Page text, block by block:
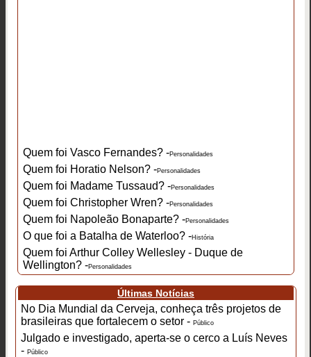
Quem foi Vasco Fernandes? -Personalidades
Quem foi Horatio Nelson? -Personalidades
Quem foi Madame Tussaud? -Personalidades
Quem foi Christopher Wren? -Personalidades
Quem foi Napoleão Bonaparte? -Personalidades
O que foi a Batalha de Waterloo? -História
Quem foi Arthur Colley Wellesley - Duque de
Wellington? -Personalidades
Últimas Notícias
No Dia Mundial da Cerveja, conheça três projetos de
brasileiras que fortalecem o setor - Público
Julgado e investigado, aperta-se o cerco a Luís Neves
- Público